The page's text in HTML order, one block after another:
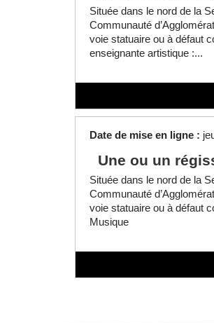
Située dans le nord de la
Communauté
voie statuaire ou à défaut
enseignante artistique :...
Date de mise en ligne :
Une ou un
Située dans le nord de la
Communauté
voie statuaire ou à défaut
Musique